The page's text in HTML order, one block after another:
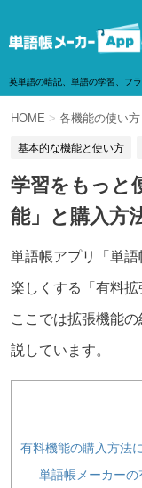
英単語の暗記、単語の学習、フ
HOME > 各機能の使い方
基本的な機能と使い方
学習をもっと
能」と購入方
単語帳アプリ「単
楽しくする「有料拡
ここでは拡張機能
説しています。
有料機能の購入方法
単語帳メーカー